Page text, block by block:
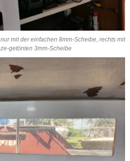
mit der einfachen 8mm-Scheibe, rechts mit
getönten 3mm-Scheibe